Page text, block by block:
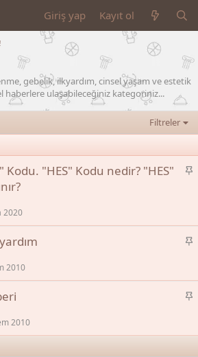
Giriş yap Kayıt ol
gebelik, ilkyardım, cinsel yaşam ve estetik
ulaşabileceğiniz kategoriniz...
Filtreler
S
t
Kodu. "HES" Kodu nedir? "HES"
2020
S
i
t
2010
S
i
2010